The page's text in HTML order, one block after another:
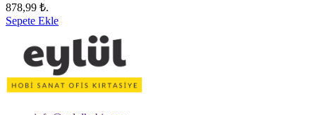
878,99 ₺.
Sepete Ekle